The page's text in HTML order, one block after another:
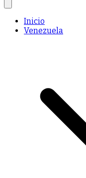
Inicio
Venezuela